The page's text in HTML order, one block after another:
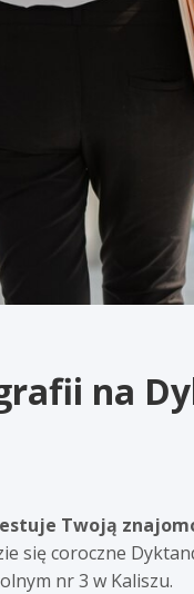
na
Twoją
się coroczne
nr 3 w Kaliszu.